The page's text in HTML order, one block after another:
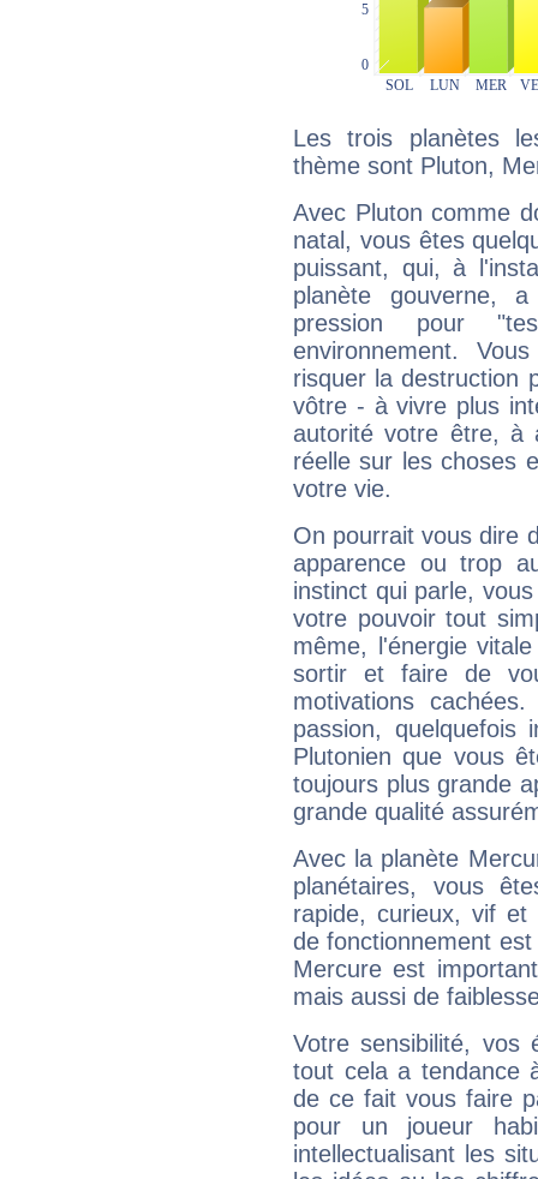
Les trois planètes
thème sont Pluton,
Avec Pluton comme
natal, vous êtes
puissant, qui, à
planète gouverne,
pression pour
environnement.
risquer la destruction
vôtre - à vivre plus
autorité votre être, à
réelle sur les choses
votre vie.
On pourrait vous dire
apparence ou trop
instinct qui parle,
votre pouvoir tout
même, l'énergie
sortir et faire de
motivations
passion, quelquefois
Plutonien que vous
toujours plus grande
grande qualité
Avec la planète
planétaires, vous
rapide, curieux, vif et
de fonctionnement
Mercure est
mais aussi de
Votre sensibilité,
tout cela a tendance
de ce fait vous faire
pour un joueur
intellectualisant les